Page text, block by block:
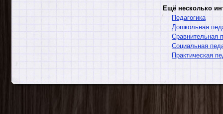
Ещё несколько
Педагогика
Дошкольная
Сравнительная
Социальная
Практическая